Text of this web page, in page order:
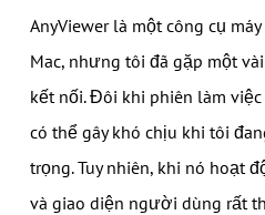
AnyViewer là một công cụ
Mac, nhưng tôi đã gặp một
kết nối. Đôi khi phiên làm
có thể gây khó chịu khi tôi
trọng. Tuy nhiên, khi nó hoạt
và giao diện người dùng rất